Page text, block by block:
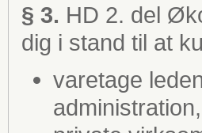
§ 3. HD 2. del
dig i stand til at
varetage